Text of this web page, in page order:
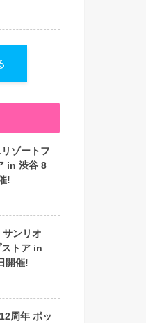
ゾートフ
in 渋谷 8
!
ンリオ
トア in
開催!
周年 ポッ